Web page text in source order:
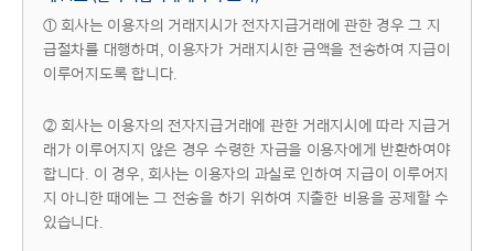
① 회사는 이용자의 거래지시가 전자지급거래에 관한 경우 그 지
급절차를 대행하며, 이용자가 거래지시한 금액을 전송하여 지급이
이루어지도록 합니다.
② 회사는 이용자의 전자지급거래에 관한 거래지시에 따라 지급거
래가 이루어지지 않은 경우 수령한 자금을 이용자에게 반환하여야
합니다. 이 경우, 회사는 이용자의 과실로 인하여 지급이 이루어지
지 아니한 때에는 그 전송을 하기 위하여 지출한 비용을 공제할 수
있습니다.